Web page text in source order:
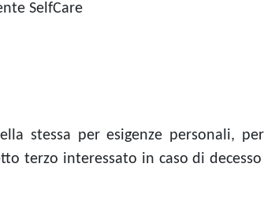
SelfCare
stessa per esigenze personali,
terzo interessato in caso di